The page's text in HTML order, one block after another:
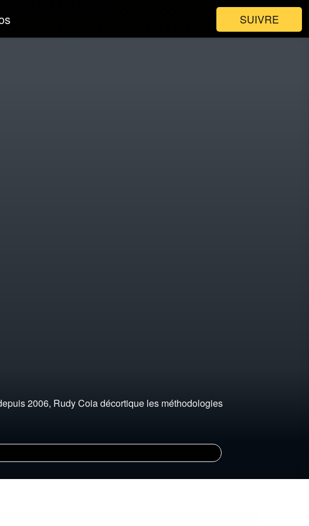
SUIVRE
2006, Rudy Coia décortique les méthodologies